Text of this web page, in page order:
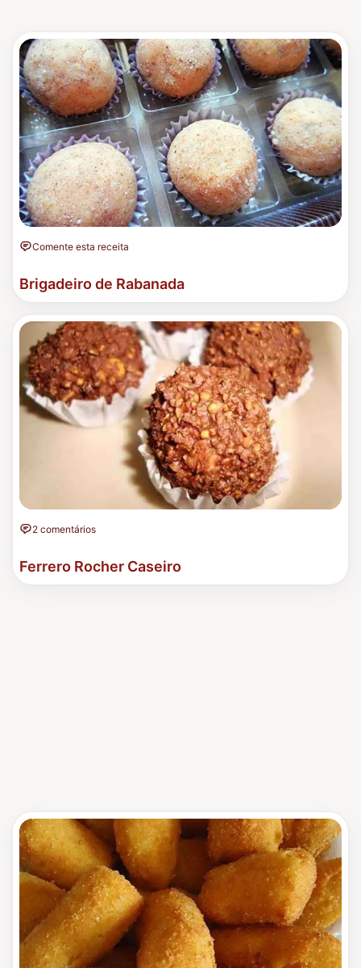
Comente esta receita
Brigadeiro de Rabanada
2 comentários
Ferrero Rocher Caseiro